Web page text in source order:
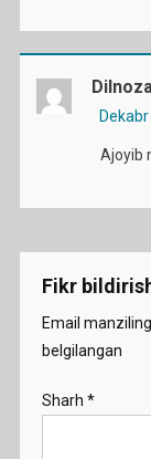
Ajoyib
Fikr
Email
belgilangan
Sharh *